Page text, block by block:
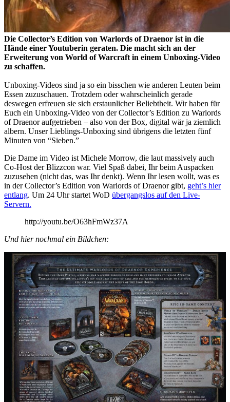
Die Collector’s Edition von Warlords of Draenor ist in die
Hände einer Youtuberin geraten. Die macht sich an der
Erweiterung von World of Warcraft in einem Unboxing-Video
zu schaffen.
Unboxing-Videos sind ja so ein bisschen wie anderen Leuten beim
Essen zuzuschauen. Trotzdem oder wahrscheinlich gerade
deswegen erfreuen sie sich erstaunlicher Beliebtheit. Wir haben für
Euch ein Unboxing-Video von der Collector’s Edition zu Warlords
of Draenor aufgetrieben – also von der Box, digital wär ja ziemlich
albern. Unser Lieblings-Unboxing sind übrigens die letzten fünf
Minuten von “Sieben.”
Die Dame im Video ist Michele Morrow, die laut massively auch
Co-Host der Blizzcon war. Viel Spaß dabei, Ihr beim Auspacken
zuzusehen (nicht das, was Ihr denkt). Wenn Ihr lesen wollt, was es
in der Collector’s Edition von Warlords of Draenor gibt, geht’s hier
entlang. Um 24 Uhr startet WoD übergangslos auf den Live-
Servern.
http://youtu.be/O63hFmWz37A
Und hier nochmal ein Bildchen: